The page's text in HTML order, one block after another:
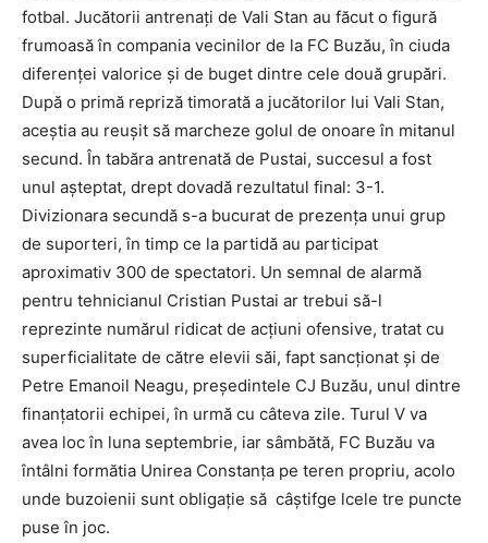
fotbal. Jucătorii antrenaţi de Vali Stan au făcut o figură
frumoasă în compania vecinilor de la FC Buzău, în ciuda
diferenţei valorice şi de buget dintre cele două grupări.
După o primă repriză timorată a jucătorilor lui Vali Stan,
aceştia au reuşit să marcheze golul de onoare în mitanul
secund. În tabăra antrenată de Pustai, succesul a fost
unul aşteptat, drept dovadă rezultatul final: 3-1.
Divizionara secundă s-a bucurat de prezenţa unui grup
de suporteri, în timp ce la partidă au participat
aproximativ 300 de spectatori. Un semnal de alarmă
pentru tehnicianul Cristian Pustai ar trebui să-l
reprezinte numărul ridicat de acţiuni ofensive, tratat cu
superficialitate de către elevii săi, fapt sancţionat şi de
Petre Emanoil Neagu, preşedintele CJ Buzău, unul dintre
finanţatorii echipei, în urmă cu câteva zile. Turul V va
avea loc în luna septembrie, iar sâmbătă, FC Buzău va
întâlni formătia Unirea Constanţa pe teren propriu, acolo
unde buzoienii sunt obligaţie să câştifge lcele tre puncte
puse în joc.